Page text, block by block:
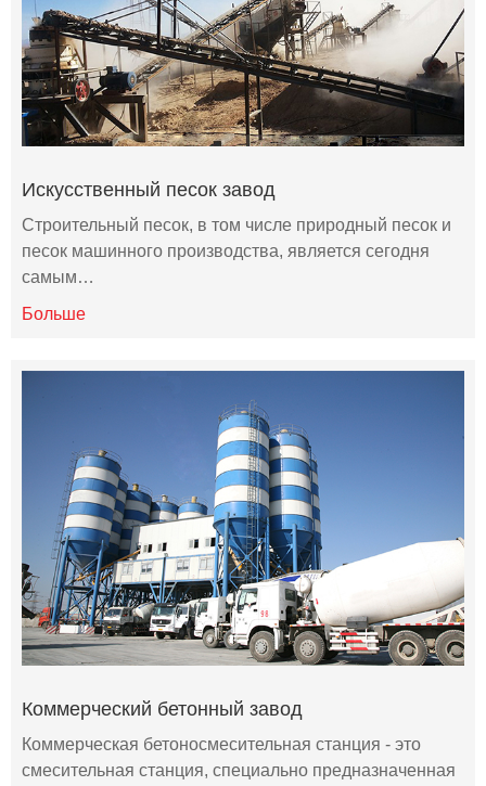
Искусственный песок завод
Строительный песок, в том числе природный песок и
песок машинного производства, является сегодня
самым…
Больше
Коммерческий бетонный завод
Коммерческая бетоносмесительная станция - это
смесительная станция, специально предназначенная